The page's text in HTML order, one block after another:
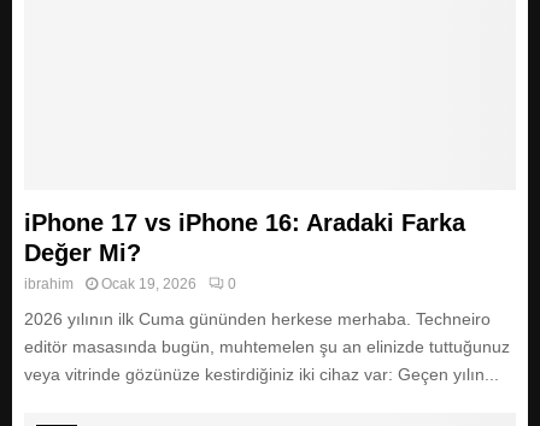
iPhone 17 vs iPhone 16: Aradaki Farka
Değer Mi?
ibrahim Ocak 19, 2026 0
2026 yılının ilk Cuma gününden herkese merhaba. Techneiro
editör masasında bugün, muhtemelen şu an elinizde tuttuğunuz
veya vitrinde gözünüze kestirdiğiniz iki cihaz var: Geçen yılın...